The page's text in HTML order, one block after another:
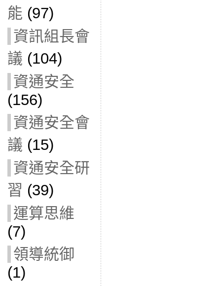
能 (97)
資訊組長會
議 (104)
資通安全
(156)
資通安全會
議 (15)
資通安全研
習 (39)
運算思維
(7)
領導統御
(1)